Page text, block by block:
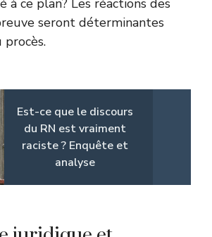
à ce plan? Les réactions des
seront déterminantes
procès.
Est-ce que le discours
du RN est vraiment
raciste ? Enquête et
analyse